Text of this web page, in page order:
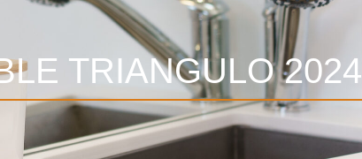
TRIANGULO 2024